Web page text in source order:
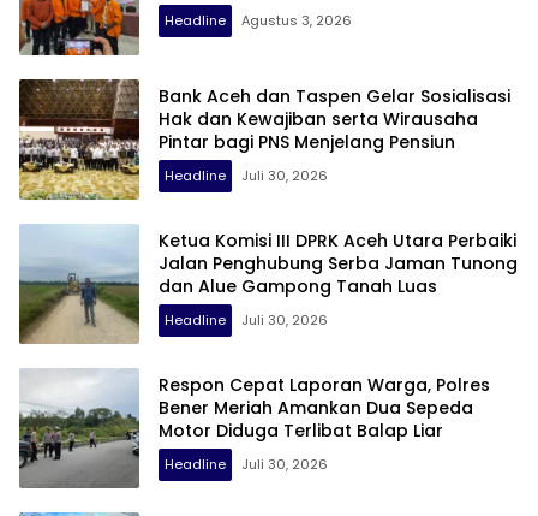
Headline Agustus 3, 2026
Bank Aceh dan Taspen Gelar Sosialisasi
Hak dan Kewajiban serta Wirausaha
Pintar bagi PNS Menjelang Pensiun
Headline Juli 30, 2026
Ketua Komisi III DPRK Aceh Utara Perbaiki
Jalan Penghubung Serba Jaman Tunong
dan Alue Gampong Tanah Luas
Headline Juli 30, 2026
Respon Cepat Laporan Warga, Polres
Bener Meriah Amankan Dua Sepeda
Motor Diduga Terlibat Balap Liar
Headline Juli 30, 2026